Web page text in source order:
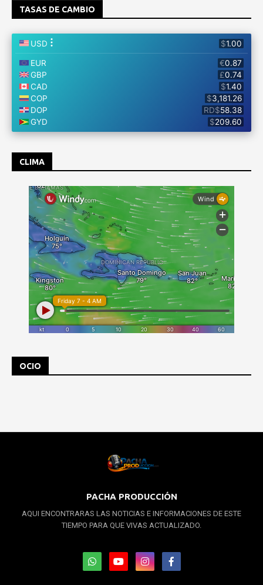
TASAS DE CAMBIO
CLIMA
OCIO
PACHA PRODUCCIÓN
AQUI ENCONTRARAS LAS NOTICIAS E INFORMACIONES DE ESTE
TIEMPO PARA QUE VIVAS ACTUALIZADO.